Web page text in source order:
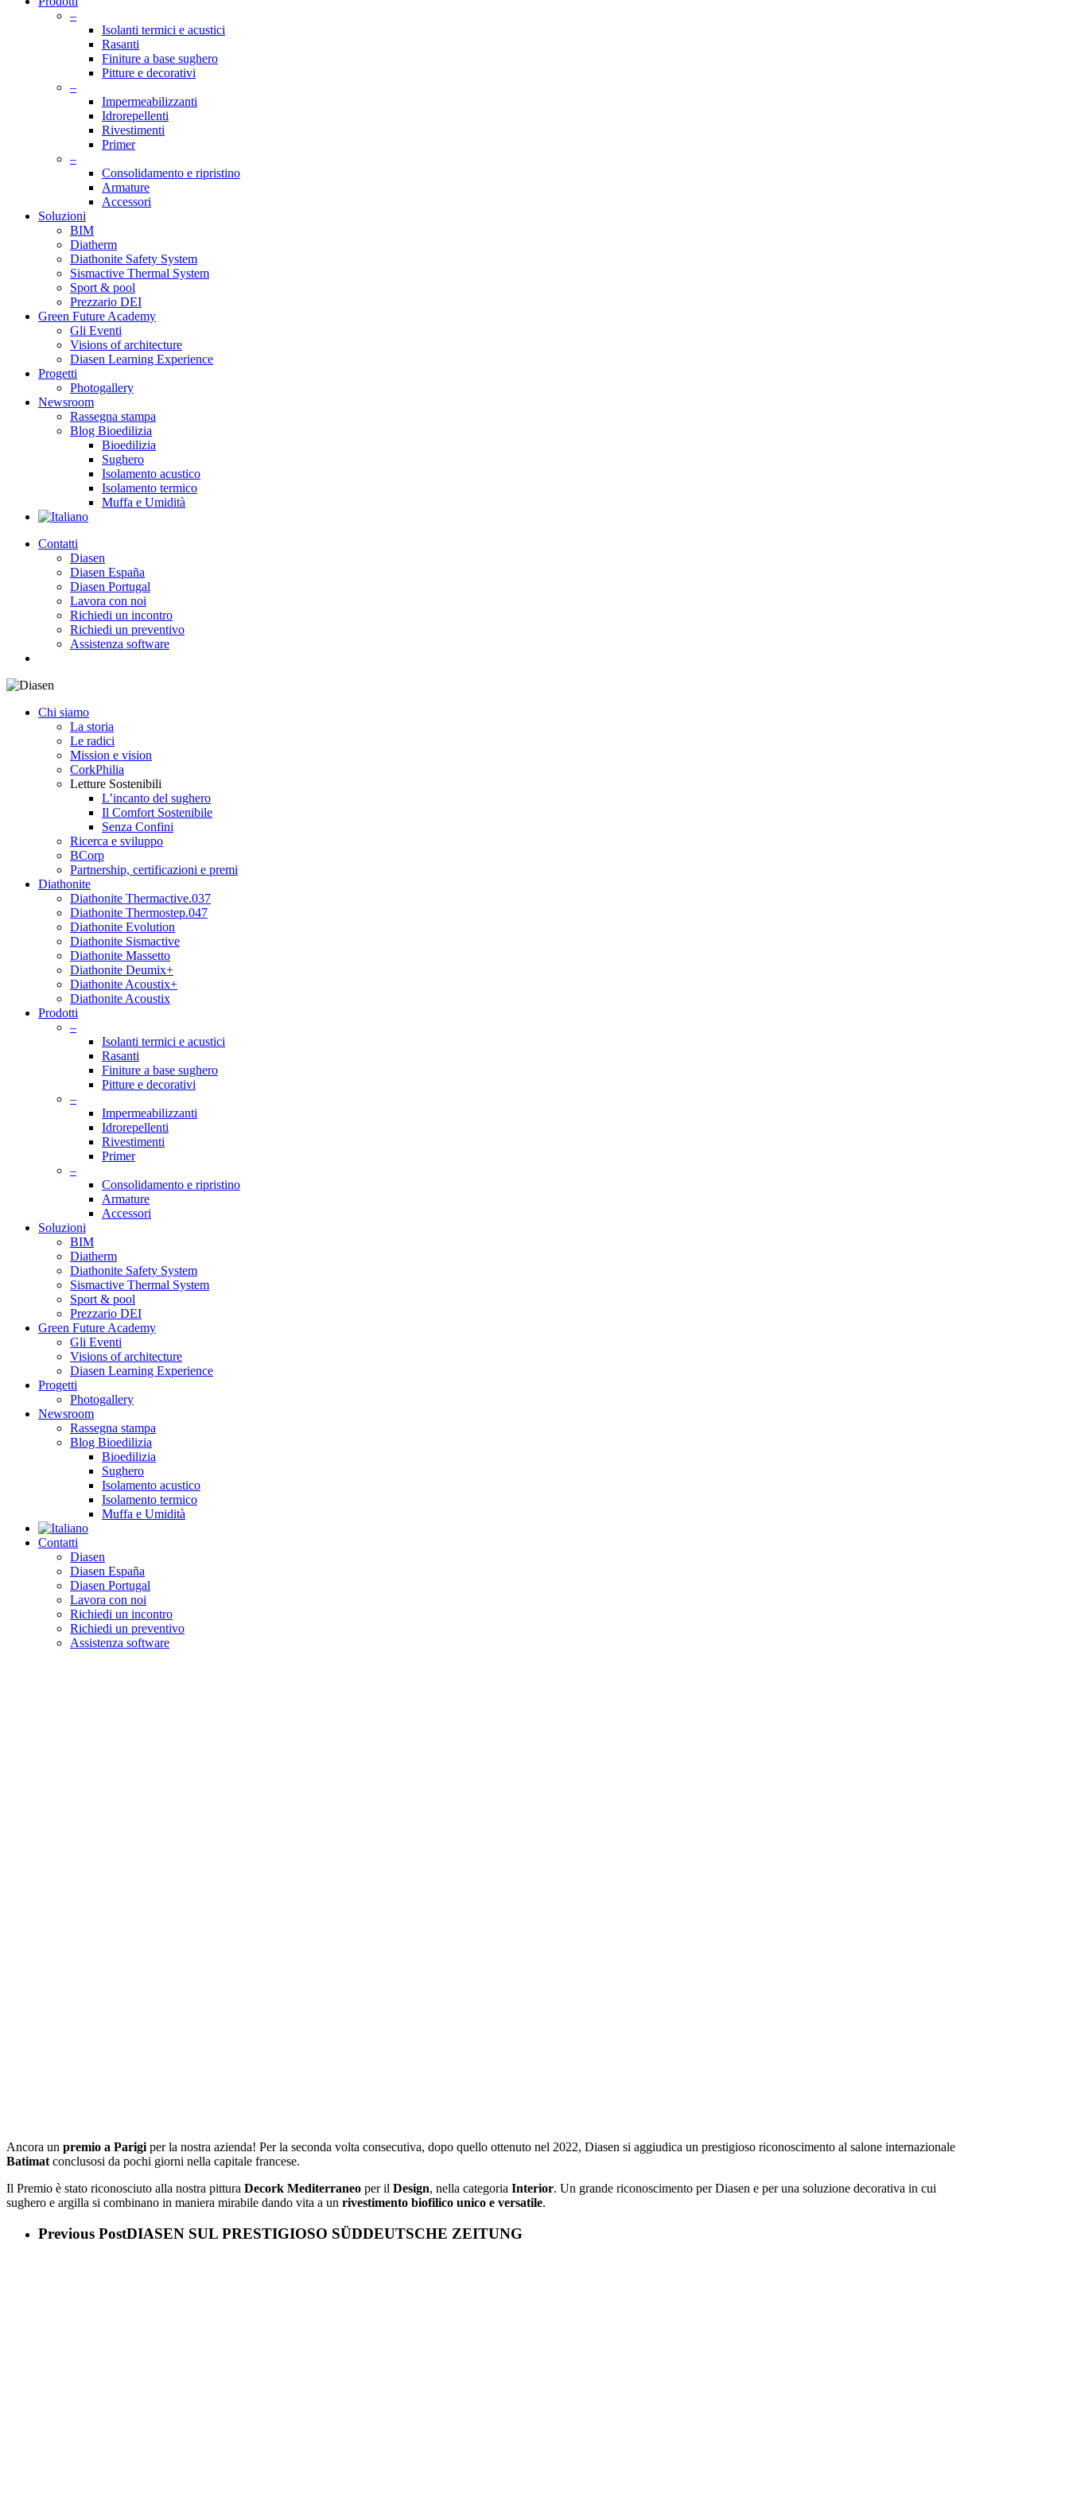
–
Isolanti termici e acustici
Rasanti
Finiture a base sughero
Pitture e decorativi
–
Impermeabilizzanti
Idrorepellenti
Rivestimenti
Primer
–
Consolidamento e ripristino
Armature
Accessori
Soluzioni
BIM
Diatherm
Diathonite Safety System
Sismactive Thermal System
Sport & pool
Prezzario DEI
Green Future Academy
Gli Eventi
Visions of architecture
Diasen Learning Experience
Progetti
Photogallery
Newsroom
Rassegna stampa
Blog Bioedilizia
Bioedilizia
Sughero
Isolamento acustico
Isolamento termico
Muffa e Umidità
Contatti
Diasen
Diasen España
Diasen Portugal
Lavora con noi
Richiedi un incontro
Richiedi un preventivo
Assistenza software
Chi siamo
La storia
Le radici
Mission e vision
CorkPhilia
Letture Sostenibili
L’incanto del sughero
Il Comfort Sostenibile
Senza Confini
Ricerca e sviluppo
BCorp
Partnership, certificazioni e premi
Diathonite
Diathonite Thermactive.037
Diathonite Thermostep.047
Diathonite Evolution
Diathonite Sismactive
Diathonite Massetto
Diathonite Deumix+
Diathonite Acoustix+
Diathonite Acoustix
Prodotti
–
Isolanti termici e acustici
Rasanti
Finiture a base sughero
Pitture e decorativi
–
Impermeabilizzanti
Idrorepellenti
Rivestimenti
Primer
–
Consolidamento e ripristino
Armature
Accessori
Soluzioni
BIM
Diatherm
Diathonite Safety System
Sismactive Thermal System
Sport & pool
Prezzario DEI
Green Future Academy
Gli Eventi
Visions of architecture
Diasen Learning Experience
Progetti
Photogallery
Newsroom
Rassegna stampa
Blog Bioedilizia
Bioedilizia
Sughero
Isolamento acustico
Isolamento termico
Muffa e Umidità
Contatti
Diasen
Diasen España
Diasen Portugal
Lavora con noi
Richiedi un incontro
Richiedi un preventivo
Assistenza software
Ancora un premio a Parigi per la nostra azienda! Per la seconda volta consecutiva, dopo quello ottenuto nel 2022, Diasen si aggiudica un prestigioso riconoscimento al salone internazionale
Batimat conclusosi da pochi giorni nella capitale francese.
Il Premio è stato riconosciuto alla nostra pittura Decork Mediterraneo per il Design, nella categoria Interior. Un grande riconoscimento per Diasen e per una soluzione decorativa in cui
sughero e argilla si combinano in maniera mirabile dando vita a un rivestimento biofilico unico e versatile.
Previous PostDIASEN SUL PRESTIGIOSO SÜDDEUTSCHE ZEITUNG